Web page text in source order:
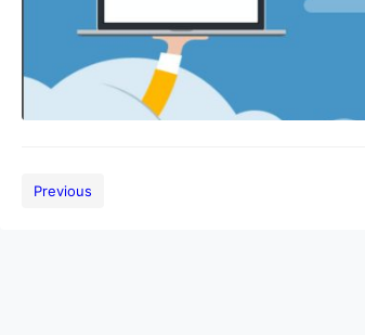
Apakah
Previous